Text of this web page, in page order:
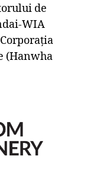
de
WIA
(Hanwha